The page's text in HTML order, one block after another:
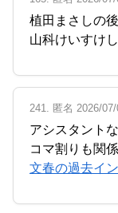
植田まさしの
山科けいすけ
241. 匿名 2026/
アシスタント
コマ割りも関
文春の過去イ